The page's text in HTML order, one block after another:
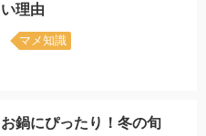
い理由
マメ知識
お鍋にぴったり！冬の旬